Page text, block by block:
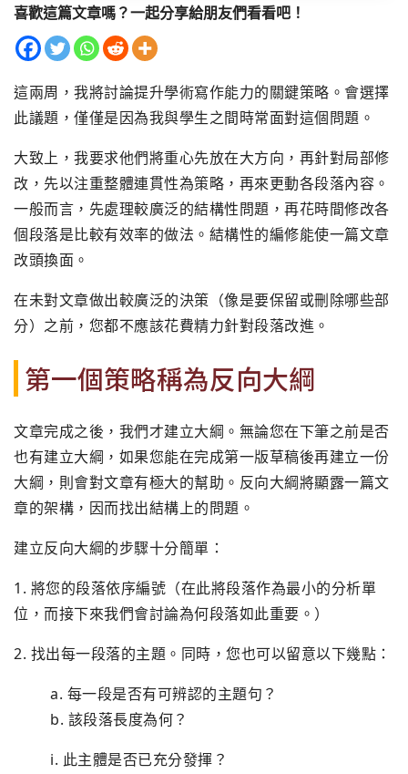
喜歡這篇文章嗎？一起分享給朋友們看看吧！
這兩周，我將討論提升學術寫作能力的關鍵策略。會選擇
此議題，僅僅是因為我與學生之間時常面對這個問題。
大致上，我要求他們將重心先放在大方向，再針對局部修
改，先以注重整體連貫性為策略，再來更動各段落內容。
一般而言，先處理較廣泛的結構性問題，再花時間修改各
個段落是比較有效率的做法。結構性的編修能使一篇文章
改頭換面。
在未對文章做出較廣泛的決策（像是要保留或刪除哪些部
分）之前，您都不應該花費精力針對段落改進。
第一個策略稱為反向大綱
文章完成之後，我們才建立大綱。無論您在下筆之前是否
也有建立大綱，如果您能在完成第一版草稿後再建立一份
大綱，則會對文章有極大的幫助。反向大綱將顯露一篇文
章的架構，因而找出結構上的問題。
建立反向大綱的步驟十分簡單：
1. 將您的段落依序編號（在此將段落作為最小的分析單
位，而接下來我們會討論為何段落如此重要。）
2. 找出每一段落的主題。同時，您也可以留意以下幾點：
a. 每一段是否有可辨認的主題句？
b. 該段落長度為何？
i. 此主體是否已充分發揮？